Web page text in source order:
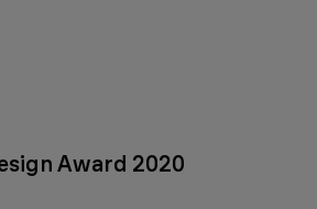
Award 2020